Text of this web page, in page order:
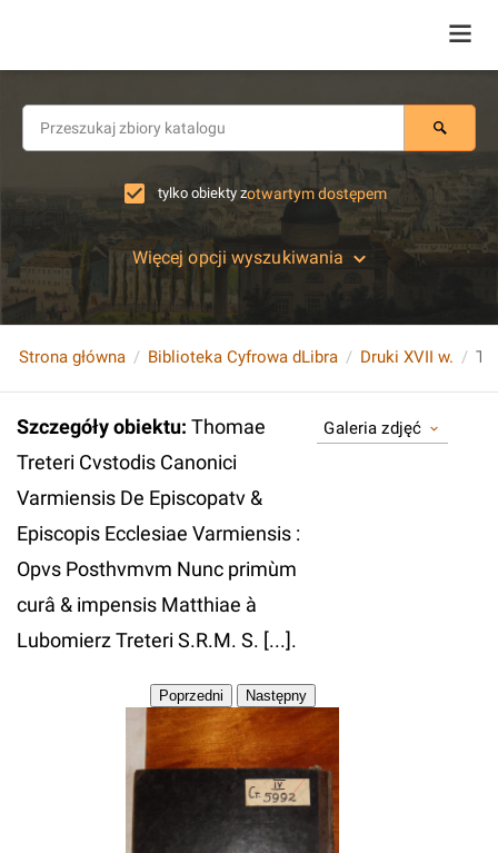
tylko obiekty zotwartym dostępem
Więcej opcji wyszukiwania
Strona główna Biblioteka Cyfrowa dLibra Druki XVII w.
Szczegóły obiektu: Thomae
Treteri Cvstodis Canonici
Varmiensis De Episcopatv &
Episcopis Ecclesiae Varmiensis :
Opvs Posthvmvm Nunc primùm
curâ & impensis Matthiae à
Lubomierz Treteri S.R.M. S. [...].
Galeria zdjęć